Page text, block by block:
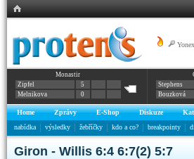
Monastir
Zipfel
5
Melnikova
0
Stephens
Bouzková
Home Zprávy E-Shop Diskuze
nabídka
výsledky žebříčky kdo a co? breakpointy
Giron - Willis 6:4 6:7(2) 5:7